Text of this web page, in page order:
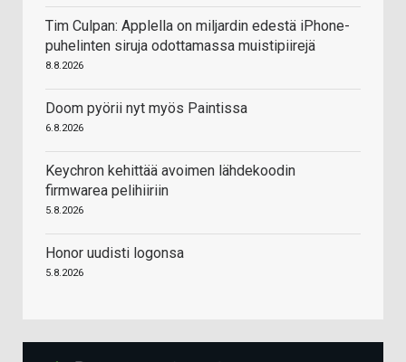
Tim Culpan: Applella on miljardin edestä iPhone-
puhelinten siruja odottamassa muistipiirejä
8.8.2026
Doom pyörii nyt myös Paintissa
6.8.2026
Keychron kehittää avoimen lähdekoodin
firmwarea pelihiiriin
5.8.2026
Honor uudisti logonsa
5.8.2026